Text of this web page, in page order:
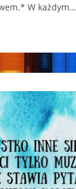
W każdym…